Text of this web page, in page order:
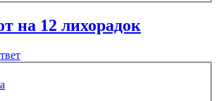
на 12 лихорадок